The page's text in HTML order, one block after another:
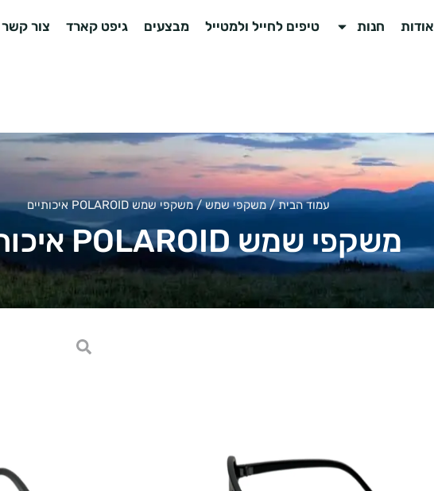
אודות חנות טיפים לחייל ולמטייל מבצעים גיפט קארד צור קשר
עמוד הבית/משקפי שמש/ משקפי שמש POLAROID איכותיים
משקפי שמש POLAROID איכותיים